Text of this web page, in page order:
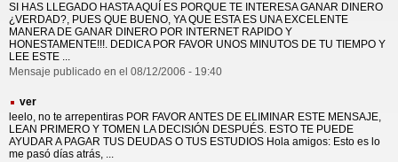
SI HAS LLEGADO HASTA AQUÍ ES PORQUE TE INTERESA GANAR DINERO
¿VERDAD?, PUES QUE BUENO, YA QUE ESTA ES UNA EXCELENTE
MANERA DE GANAR DINERO POR INTERNET RAPIDO Y
HONESTAMENTE!!!. DEDICA POR FAVOR UNOS MINUTOS DE TU TIEMPO Y
LEE ESTE ...
Mensaje publicado en el 08/12/2006 - 19:40
ver
leelo, no te arrepentiras POR FAVOR ANTES DE ELIMINAR ESTE MENSAJE,
LEAN PRIMERO Y TOMEN LA DECISIÓN DESPUÉS. ESTO TE PUEDE
AYUDAR A PAGAR TUS DEUDAS O TUS ESTUDIOS Hola amigos: Esto es lo
me pasó días atrás, ...